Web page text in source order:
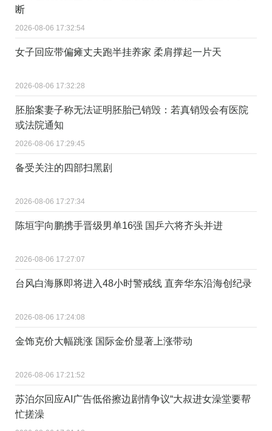
断
2026-08-06 17:32:54
女子回应带偏瘫丈夫跑半挂养家 柔肩撑起一片天
2026-08-06 17:32:28
胚胎案妻子称无法证明胚胎已销毁：若真销毁会有医院
或法院通知
2026-08-06 17:29:45
备受关注的四部扫黑剧
2026-08-06 17:27:34
陈垣宇向鹏携手晋级男单16强 国乒六将齐头并进
2026-08-06 17:27:07
台风白海豚即将进入48小时警戒线 直奔华东沿海创纪录
2026-08-06 17:24:08
金饰克价大幅跳涨 国际金价显著上涨带动
2026-08-06 17:21:52
苏泊尔回应AI广告低俗擦边剧情争议“大叔进女澡堂要帮
忙搓澡